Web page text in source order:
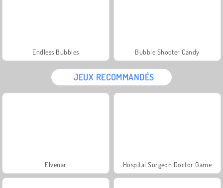
Endless Bubbles Bubble Shooter Candy
JEUX RECOMMANDÉS
Elvenar Hospital Surgeon Doctor Game